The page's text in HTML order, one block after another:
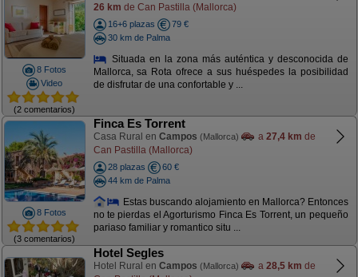
8 Fotos
Video
(2 comentarios)
26 km de Can Pastilla (Mallorca)
16+6 plazas
79 €
30 km de Palma
Situada en la zona más auténtica y desconocida de
Mallorca, sa Rota ofrece a sus huéspedes la posibilidad
de disfrutar de una confortable y ...
8 Fotos
(3 comentarios)
Finca Es Torrent
Casa Rural en Campos (Mallorca) a 27,4 km de
Can Pastilla (Mallorca)
28 plazas
60 €
44 km de Palma
Estas buscando alojamiento en Mallorca? Entonces
no te pierdas el Agorturismo Finca Es Torrent, un pequeño
pariaso familiar y romantico situ ...
Hotel Segles
Hotel Rural en Campos (Mallorca) a 28,5 km de